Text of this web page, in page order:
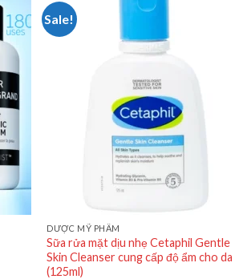
Sale!
DƯỢC MỸ PHẨM
Sữa rửa mặt dịu nhẹ Cetaphil Gentle
Skin Cleanser cung cấp độ ẩm cho da
(125ml)